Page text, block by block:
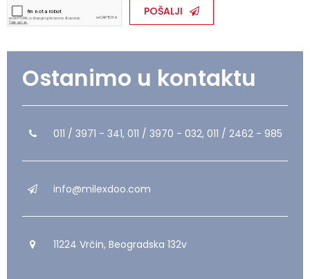
POŠALJI
Ostanimo u kontaktu
011 / 3971 - 341, 011 / 3970 - 032, 011 / 2462 - 985
info@milexdoo.com
11224 Vrčin, Beogradska 132v